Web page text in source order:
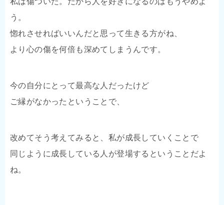
う。
惚れさせればいいんだと思って生きる方がね、
より心の傷を何倍も深めてしまうんです。
今の自分にとって最高な人だったけど
ご縁がなかったということで、
改めてそう考えてみると、私が成長していくことで
同じように成長している人が登場するということだよ
ね。